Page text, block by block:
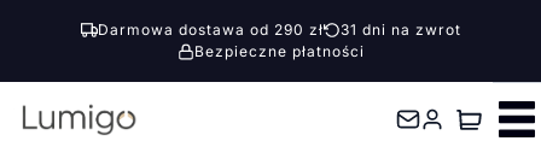
Darmowa dostawa od 290 zł
31 dni na zwrot
Bezpieczne płatności
Przejdź
Przejdź